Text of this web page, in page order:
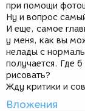
при помощи
Ну и вопрос
И еще, самое
у меня, как вы
нелады с
получается. Где
рисовать?
Жду критики и
Вложения